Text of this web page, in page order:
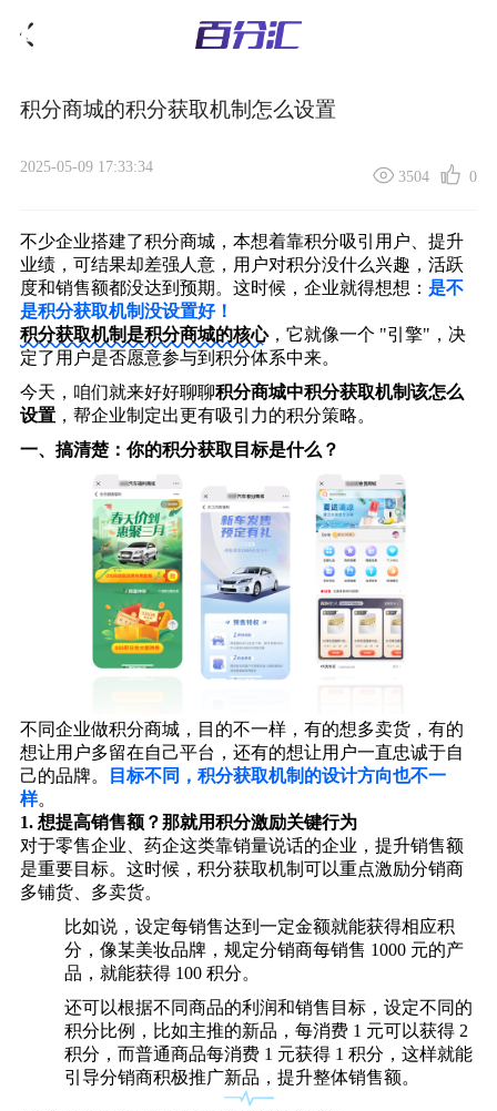
积分商城的积分获取机制怎么设置
2025-05-09 17:33:34
3504 0
不少企业搭建了积分商城，本想着靠积分吸引用户、提升
业绩，可结果却差强人意，用户对积分没什么兴趣，活跃
度和销售额都没达到预期。这时候，企业就得想想： 是不
是积分获取机制没设置好！
积分获取机制是积分商城的核心，它就像一个 "引擎"，决
定了用户是否愿意参与到积分体系中来。
今天，咱们就来好好聊聊积分商城中积分获取机制该怎么
设置，帮企业制定出更有吸引力的积分策略。
一、 搞清楚：你的积分获取目标是什么？
不同企业做积分商城，目的不一样，有的想多卖货，有的
想让用户多留在自己平台，还有的想让用户一直忠诚于自
己的品牌。
目标不同，积分获取机制的设计方向也不一
样。
1. 想提高销售额？那就用积分激励关键行为
对于零售企业、药企这类靠销量说话的企业，提升销售额
是重要目标。这时候，积分获取机制可以重点激励分销商
多铺货、多卖货。
比如说，设定每销售达到一定金额就能获得相应积
分，像某美妆品牌，规定分销商每销售 1000 元的产
品，就能获得 100 积分。
还可以根据不同商品的利润和销售目标，设定不同的
积分比例，比如主推的新品，每消费 1 元可以获得 2
积分，而普通商品每消费 1 元获得 1 积分，这样就能
引导分销商积极推广新品，提升整体销售额。